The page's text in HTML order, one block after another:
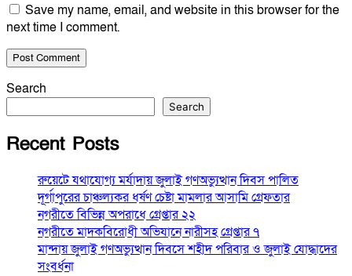
Save my name, email, and website in this browser for the
next time I comment.
Search
Search
Recent Posts
রুয়েটে যথাযোগ্য মর্যাদায় জুলাই গণঅভ্যুত্থান দিবস পালিত
দূর্গাপুরের চাঞ্চল্যকর ধর্ষণ চেষ্টা মামলার আসামি গ্রেফতার
নগরীতে বিভিন্ন অপরাধে গ্রেপ্তার ২২
নগরীতে মাদকবিরোধী অভিযানে নারীসহ গ্রেপ্তার ৭
মান্দায় জুলাই গণঅভ্যুত্থান দিবসে শহীদ পরিবার ও জুলাই যোদ্ধাদের
সংবর্ধনা